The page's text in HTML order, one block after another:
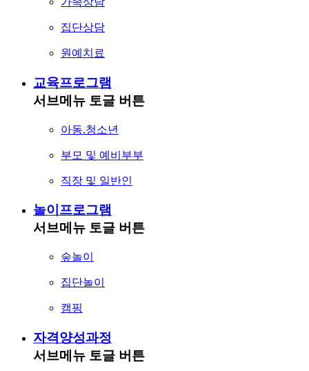
집단상담
원예치료
교육프로그램
서브메뉴 토글 버튼
아동.청소년
부모 및 예비부부
직장 및 일반인
놀이프로그램
서브메뉴 토글 버튼
숲놀이
집단놀이
캠핑
자격양성과정
서브메뉴 토글 버튼